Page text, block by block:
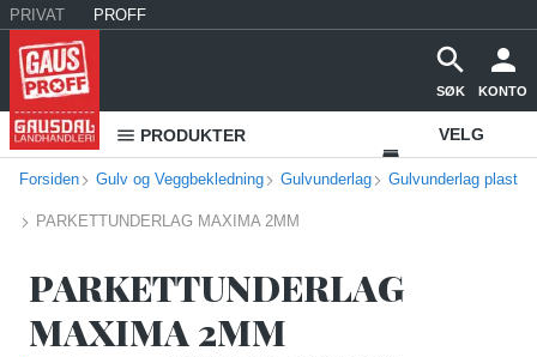
PRIVAT PROFF
SØK KONTO
PRODUKTER VELG
VAREHUS
Forsiden Gulv og Veggbekledning Gulvunderlag Gulvunderlag plast
PARKETTUNDERLAG MAXIMA 2MM
PARKETTUNDERLAG
MAXIMA 2MM